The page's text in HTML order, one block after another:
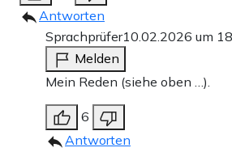
Antworten
Sprachprüfer10.02.2026 um
Melden
Mein Reden (siehe oben …).
6
Antworten